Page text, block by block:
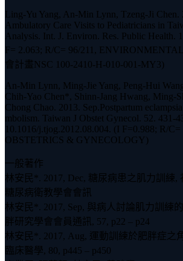
Ling-Yu Yang, An-Min Lynn, Tzeng-Ji Chen.
Ambulatory Care Visits to Pediatricians in
Analysis. Int. J. Environ. Res. Public Health.
F= 2.063; R/C= 96/211,
會計畫NSC 100-2410-H-010-001-MY3)
An-Min Lynn, Ming-Jie Yang, Peng-Hui
Chih-Yao Chen*, Shinn-Jang Hwang, Ming-
Chong Chao. 2013. Sep.Postpartum
mbolism. Taiwan J Obstet Gynecol. 52. 431-
10.1016/j.tjog.2012.08.004. (I F=0.988; R/C=
OBSTETRICS & GYNECOLOGY)
一般著作
林安民*. 2017, Dec, 糖尿病患之肌力訓練,
糖尿病衛教學會會訊
林安民*. 2017, Sep, 與病人討論肌力訓練
胖研究學會會員通訊, 57, p22 – p24
林安民*. 2017, Aug, 運動訓練於肥胖症之
臨床醫學, 80, p445 – p450